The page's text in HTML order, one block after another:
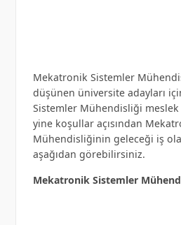
Mekatronik Sistemler
düşünen üniversite adayları
Sistemler Mühendisliği meslek
yine koşullar açısından
Mühendisliğinin geleceği iş
aşağıdan görebilirsiniz.
Mekatronik Sistemler